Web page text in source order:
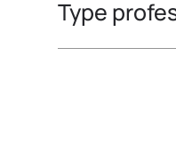
Type